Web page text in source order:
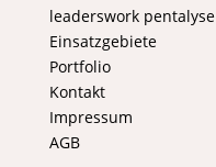
leaderswork pentalyse
Einsatzgebiete
Portfolio
Kontakt
Impressum
AGB